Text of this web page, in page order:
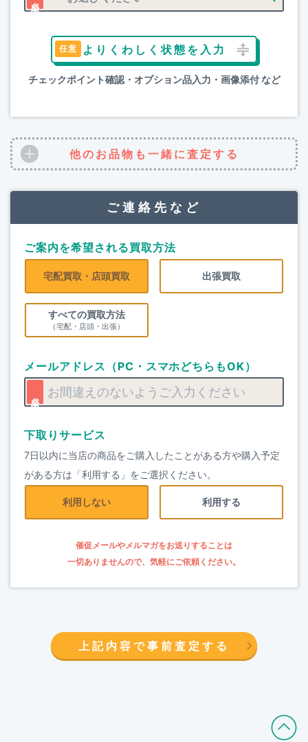
よりくわしく状態を入力
チェックポイント確認・オプション品入力・画像添付 など
他のお品物も一緒に査定する
ご連絡先など
ご案内を希望される買取方法
宅配買取・店頭買取 出張買取
すべての買取方法
（宅配・店頭・出張）
メールアドレス（PC・スマホどちらもOK）
下取りサービス
7日以内に当店の商品をご購入したことがある方や購入予定
がある方は「利用する」をご選択ください。
利用しない 利用する
催促メールやメルマガをお送りすることは
一切ありませんので、気軽にご依頼ください。
上記内容で事前査定する